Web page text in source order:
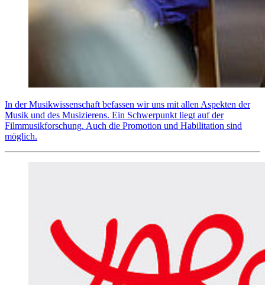
In der Musikwissenschaft befassen wir uns mit allen Aspekten der
Musik und des Musizierens. Ein Schwerpunkt liegt auf der
Filmmusikforschung. Auch die Promotion und Habilitation sind
möglich.